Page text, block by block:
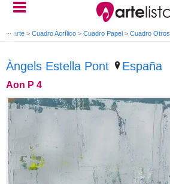
de arte > Cuadro Acrílico > Cuadro Papel > Cuadro Otros
Àngels Estella Pont España
Aon P 4